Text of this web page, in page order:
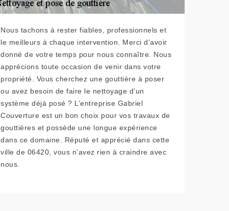
Nous tachons à rester fiables, professionnels et
le meilleurs à chaque intervention. Merci d'avoir
donné de votre temps pour nous connaître. Nous
apprécions toute occasion de venir dans votre
propriété. Vous cherchez une gouttière à poser
ou avez besoin de faire le nettoyage d’un
système déjà posé ? L’entreprise Gabriel
Couverture est un bon choix pour vos travaux de
gouttières et possède une longue expérience
dans ce domaine. Réputé et apprécié dans cette
ville de 06420, vous n’avez rien à craindre avec
nous.